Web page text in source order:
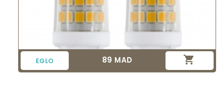
EGLO Prix
89 MAD 